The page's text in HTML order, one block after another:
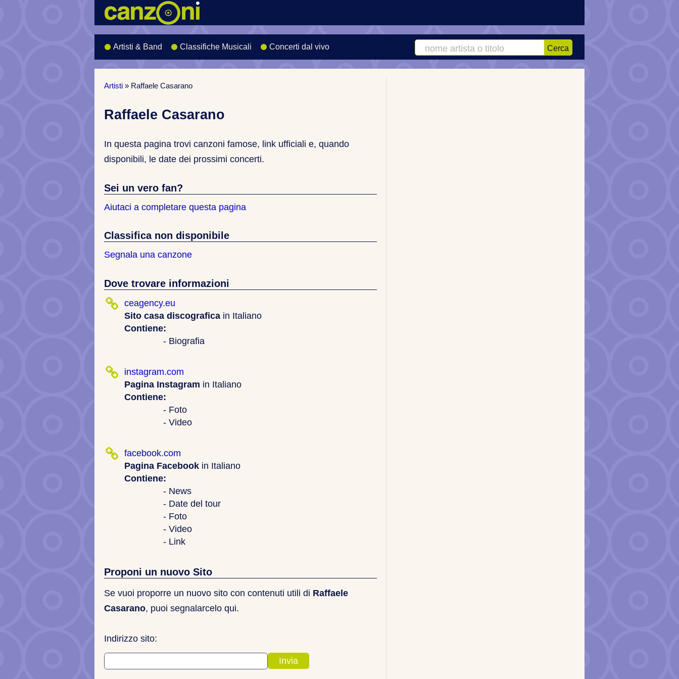
Artisti & Band Classifiche Musicali Concerti dal vivo
Cerca
Cerca
Artisti» Raffaele Casarano
Raffaele Casarano
In questa pagina trovi canzoni famose, link ufficiali e, quando
disponibili, le date dei prossimi concerti.
Sei un vero fan?
Aiutaci a completare questa pagina
Classifica non disponibile
Segnala una canzone
Dove trovare informazioni
ceagency.eu
Sito casa discografica in Italiano
Contiene:
- Biografia
instagram.com
Pagina Instagram in Italiano
Contiene:
- Foto
- Video
facebook.com
Pagina Facebook in Italiano
Contiene:
- News
- Date del tour
- Foto
- Video
- Link
Proponi un nuovo Sito
Se vuoi proporre un nuovo sito con contenuti utili di Raffaele
Casarano, puoi segnalarcelo qui.
Indirizzo sito: